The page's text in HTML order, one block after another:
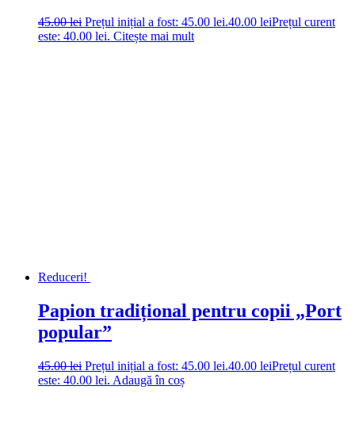
45.00lei Prețul inițial a fost: 45.00 lei.40.00 leiPrețul curent
este: 40.00 lei. Citește mai mult
Reduceri!
Papion tradițional pentru copii „Port
popular”
45.00lei Prețul inițial a fost: 45.00 lei.40.00 leiPrețul curent
este: 40.00 lei. Adaugă în coș